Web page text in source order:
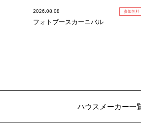
2026.08.08 参加無料
フォトブースカーニバル
ハウスメーカー一